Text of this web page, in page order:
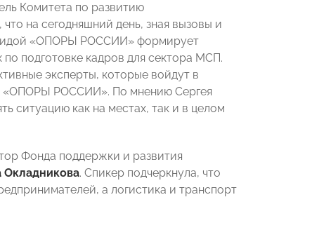
Комитета по развитию
что на сегодняшний день, зная вызовы и
«ОПОРЫ РОССИИ» формирует
по подготовке кадров для сектора МСП.
эксперты, которые войдут в
«ОПОРЫ РОССИИ». По мнению Сергея
ситуацию как на местах, так и в целом
Фонда поддержки и развития
Окладникова. Спикер подчеркнула, что
а логистика и транспорт